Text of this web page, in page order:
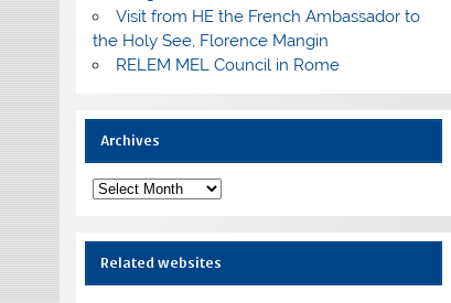
Visit from HE the French Ambassador to
the Holy See, Florence Mangin
RELEM MEL Council in Rome
Archives
Archives
Related websites